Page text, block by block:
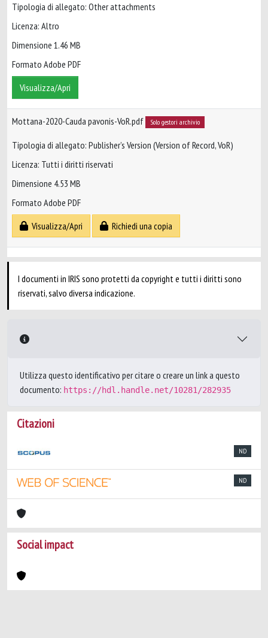
Tipologia di allegato: Other attachments
Licenza: Altro
Dimensione 1.46 MB
Formato Adobe PDF
Visualizza/Apri
Mottana-2020-Cauda pavonis-VoR.pdf Solo gestori archivio
Tipologia di allegato: Publisher’s Version (Version of Record, VoR)
Licenza: Tutti i diritti riservati
Dimensione 4.53 MB
Formato Adobe PDF
Visualizza/Apri
Richiedi una copia
I documenti in IRIS sono protetti da copyright e tutti i diritti sono
riservati, salvo diversa indicazione.
Utilizza questo identificativo per citare o creare un link a questo
documento: https://hdl.handle.net/10281/282935
Citazioni
ND
ND
Social impact